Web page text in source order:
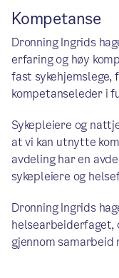
Kompetanse
Dronning Ingrids
erfaring og høy
fast
kompetanseleder i
Sykepleiere og
at vi kan utnytte
avdeling har en
sykepleiere og
Dronning Ingrids
gjennom samarbeid